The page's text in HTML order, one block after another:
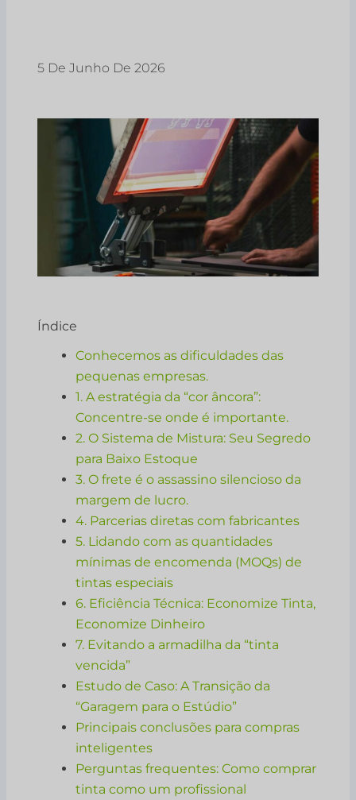
5 De Junho De 2026
Índice
Conhecemos as dificuldades das
pequenas empresas.
1. A estratégia da “cor âncora”:
Concentre-se onde é importante.
2. O Sistema de Mistura: Seu Segredo
para Baixo Estoque
3. O frete é o assassino silencioso da
margem de lucro.
4. Parcerias diretas com fabricantes
5. Lidando com as quantidades
mínimas de encomenda (MOQs) de
tintas especiais
6. Eficiência Técnica: Economize Tinta,
Economize Dinheiro
7. Evitando a armadilha da “tinta
vencida”
Estudo de Caso: A Transição da
“Garagem para o Estúdio”
Principais conclusões para compras
inteligentes
Perguntas frequentes: Como comprar
tinta como um profissional